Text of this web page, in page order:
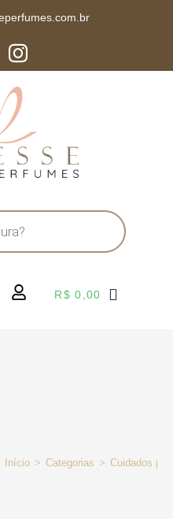
R$ 0,00
Início > Categorias > Cuidados